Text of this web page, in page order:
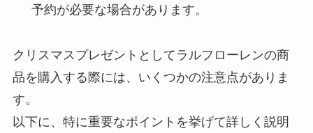
予約が必要な場合があります。
クリスマスプレゼントとしてラルフローレンの商
品を購入する際には、いくつかの注意点がありま
す。
以下に、特に重要なポイントを挙げて詳しく説明